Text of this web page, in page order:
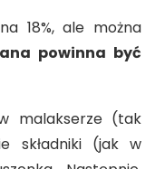
18%, ale można
powinna być
malakserze (tak
składniki (jak w